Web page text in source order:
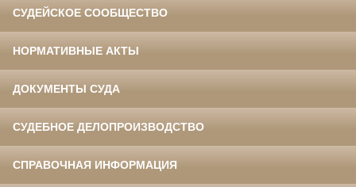
СУДЕЙСКОЕ СООБЩЕСТВО
НОРМАТИВНЫЕ АКТЫ
ДОКУМЕНТЫ СУДА
СУДЕБНОЕ ДЕЛОПРОИЗВОДСТВО
СПРАВОЧНАЯ ИНФОРМАЦИЯ